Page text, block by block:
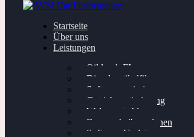
Startseite
Über uns
Leistungen
Oildruck FIx
Dieselpartikelfilter
Softwareoptimierung
Getriebeoptimierung
Walnussstrahlen
Bremsscheiben planen
Software Update